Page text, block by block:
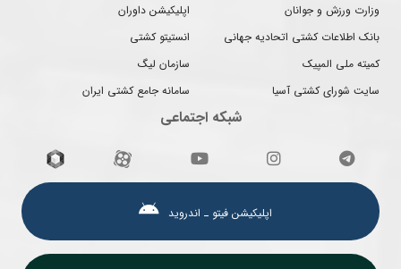
وزارت ورزش و جوانان
بانک اطلاعات کشتی اتحادیه جهانی
کمیته ملی المپیک
سایت شورای کشتی آسیا
اپلیکیشن داوران
انستیتو کشتی
سازمان لیگ
سامانه جامع کشتی ایران
شبکه اجتماعی
اپلیکیشن فیتو ـ اندروید